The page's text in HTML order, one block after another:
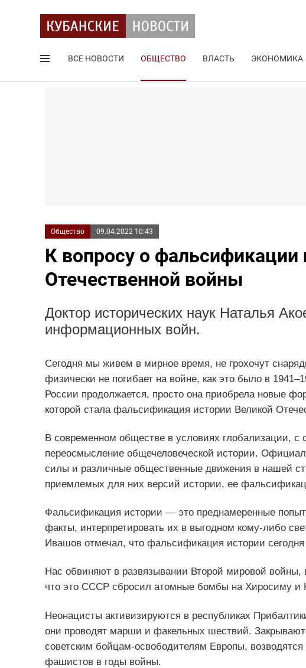
ВСЕ НОВОСТИ ОБЩЕСТВО ВЛАСТЬ ЭКОНОМИКА
Общество 09.04.2022 10:43
К вопросу о фальсификации
Отечественной войны
Доктор исторических наук Наталья
информационных войн.
Сегодня мы живем в мирное время, не грохочут
физически не погибает на войне, как это было в
России продолжается, просто она приобрела новые
которой стала фальсификация истории Великой
В современном обществе в условиях глобализации,
переосмысление общечеловеческой истории.
силы и различные общественные движения в нашей
приемлемых для них версий истории, ее
Фальсификация истории — это преднамеренные
факты, интерпретировать их в выгодном кому-либо
Ивашов отмечал, что фальсификация истории
Нас обвиняют в развязывании Второй мировой
что это СССР сбросил атомные бомбы на Хиросиму и
Неонацисты активизируются в республиках
они проводят марши и факельных шествий.
советским бойцам-освободителям Европы,
фашистов в годы войны.